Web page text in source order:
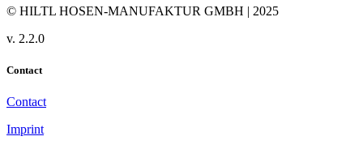
© HILTL HOSEN-MANUFAKTUR GMBH | 2025
v. 2.2.0
Contact
Contact
Imprint